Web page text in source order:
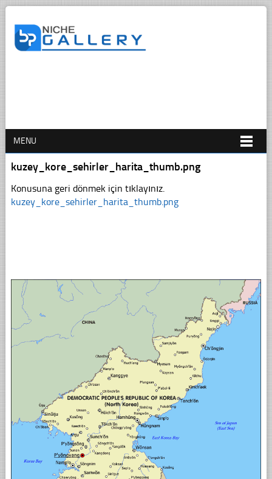
MENU
kuzey_kore_sehirler_harita_thumb.png
Konusuna geri dönmek için tıklayınız.
kuzey_kore_sehirler_harita_thumb.png